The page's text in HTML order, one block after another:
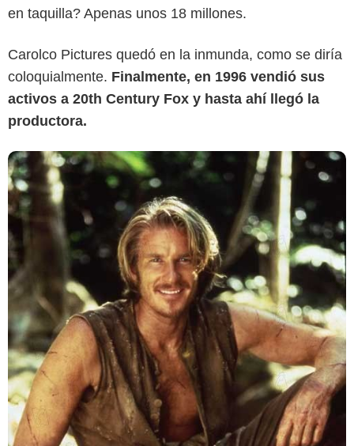
en taquilla? Apenas unos 18 millones.
Carolco Pictures quedó en la inmunda, como se diría
coloquialmente. Finalmente, en 1996 vendió sus
activos a 20th Century Fox y hasta ahí llegó la
productora.